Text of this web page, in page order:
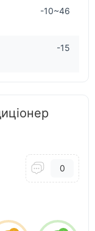
-10~46
-15
0